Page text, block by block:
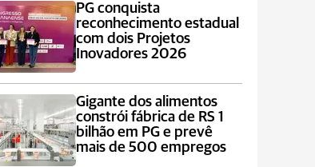
PG conquista
reconhecimento estadual
com dois Projetos
Inovadores 2026
Gigante dos alimentos
constrói fábrica de RS 1
bilhão em PG e prevê
mais de 500 empregos